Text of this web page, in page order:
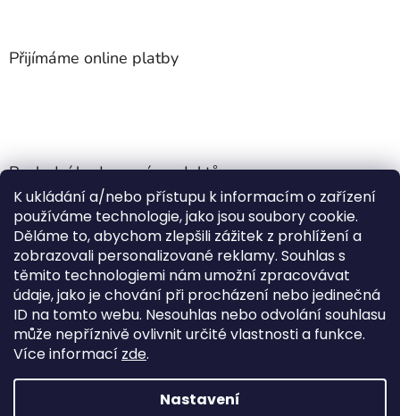
K ukládání a/nebo přístupu k informacím o zařízení
používáme technologie, jako jsou soubory cookie.
Děláme to, abychom zlepšili zážitek z prohlížení a
zobrazovali personalizované reklamy. Souhlas s
těmito technologiemi nám umožní zpracovávat
údaje, jako je chování při procházení nebo jedinečná
ID na tomto webu. Nesouhlas nebo odvolání souhlasu
může nepříznivě ovlivnit určité vlastnosti a funkce.
Více informací zde.
Nastavení
Přijímáme online platby
Poslední hodnocení produktů
Jehla do nádrže k nezávislému topení
Hodnocení produktu je 5 z 5 hvězdiček.
| Martin Nevrlý
ano
Kempingové skládací křeslo Front Runner Expander Chair
Hodnocení produktu je 5 z 5 hvězdiček.
|
Vytvořil Shoptet